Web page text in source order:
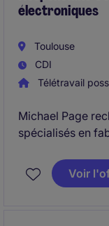
électroniques
Toulouse
CDI
Télétravail
Michael Page
spécialisés en
l'activité sur
Voir